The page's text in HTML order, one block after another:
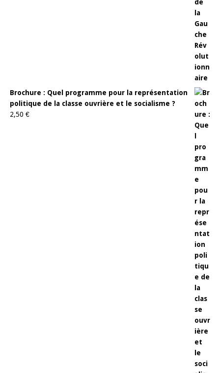
Brochure : Quel programme pour la représentation
politique de la classe ouvrière et le socialisme ?
2,50 €